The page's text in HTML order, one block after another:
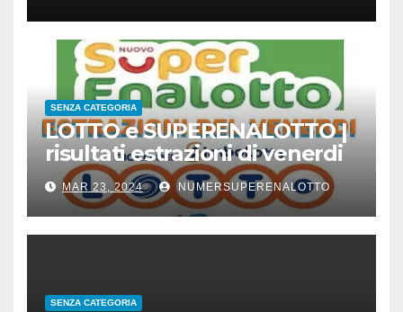
SENZA CATEGORIA
LOTTO e SUPERENALOTTO |
risultati estrazioni di venerdi
22 marzo 2024
MAR 23, 2024 NUMERSUPERENALOTTO
SENZA CATEGORIA